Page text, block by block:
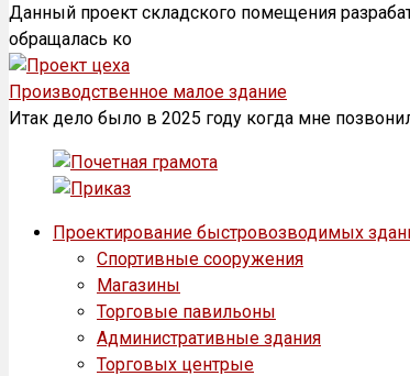
Данный проект складского помещения
обращалась ко
Производственное малое здание
Итак дело было в 2025 году когда мне
Проектирование быстровозводимых
Спортивные сооружения
Магазины
Торговые павильоны
Административные здания
Торговых центрые